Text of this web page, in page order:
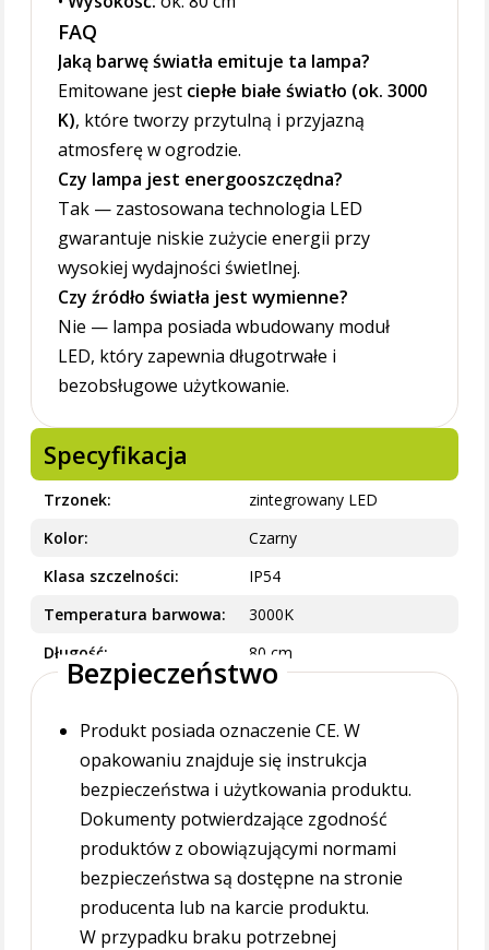
FAQ
Jaką barwę światła emituje ta lampa?
Emitowane jest ciepłe białe światło (ok. 3000
K), które tworzy przytulną i przyjazną
atmosferę w ogrodzie.
Czy lampa jest energooszczędna?
Tak — zastosowana technologia LED
gwarantuje niskie zużycie energii przy
wysokiej wydajności świetlnej.
Czy źródło światła jest wymienne?
Nie — lampa posiada wbudowany moduł
LED, który zapewnia długotrwałe i
bezobsługowe użytkowanie.
Specyfikacja
Trzonek
zintegrowany LED
Kolor
Czarny
Klasa szczelności
IP54
Temperatura barwowa
3000K
Długość
80 cm
Bezpieczeństwo
Produkt posiada oznaczenie CE. W
opakowaniu znajduje się instrukcja
bezpieczeństwa i użytkowania produktu.
Dokumenty potwierdzające zgodność
produktów z obowiązującymi normami
bezpieczeństwa są dostępne na stronie
producenta lub na karcie produktu.
W przypadku braku potrzebnej